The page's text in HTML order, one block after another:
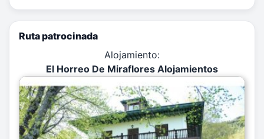
Ruta patrocinada
Alojamiento:
El Horreo De Miraflores Alojamientos